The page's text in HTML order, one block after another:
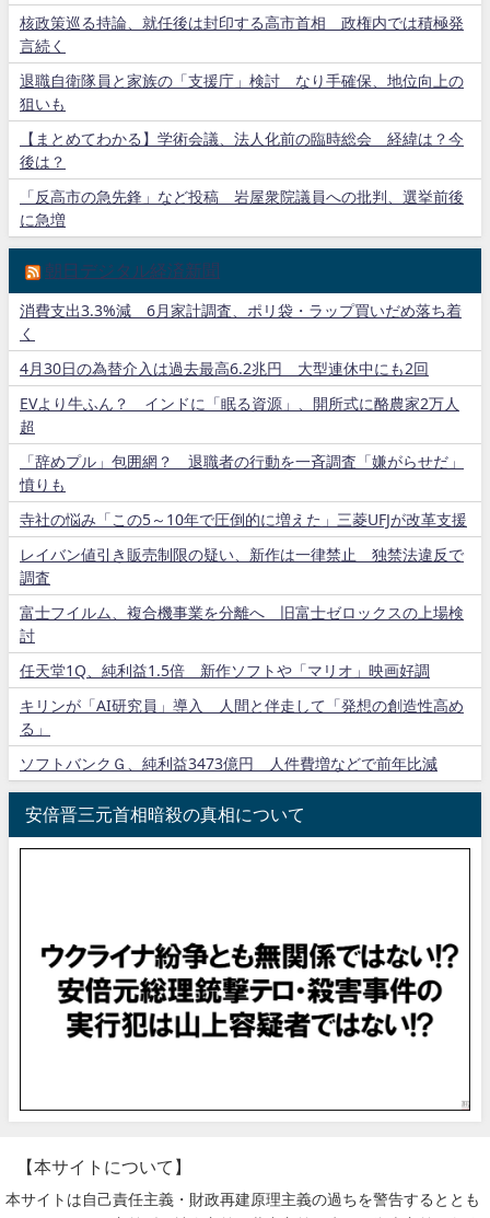
核政策巡る持論、就任後は封印する高市首相 政権内では積極発
言続く
退職自衛隊員と家族の「支援庁」検討 なり手確保、地位向上の
狙いも
【まとめてわかる】学術会議、法人化前の臨時総会 経緯は？今
後は？
「反高市の急先鋒」など投稿 岩屋衆院議員への批判、選挙前後
に急増
朝日デジタル経済新聞
消費支出3.3%減 6月家計調査、ポリ袋・ラップ買いだめ落ち着
く
4月30日の為替介入は過去最高6.2兆円 大型連休中にも2回
EVより牛ふん？ インドに「眠る資源」、開所式に酪農家2万人
超
「辞めプル」包囲網？ 退職者の行動を一斉調査「嫌がらせだ」
憤りも
寺社の悩み「この5～10年で圧倒的に増えた」三菱UFJが改革支援
レイバン値引き販売制限の疑い、新作は一律禁止 独禁法違反で
調査
富士フイルム、複合機事業を分離へ 旧富士ゼロックスの上場検
討
任天堂1Q、純利益1.5倍 新作ソフトや「マリオ」映画好調
キリンが「AI研究員」導入 人間と伴走して「発想の創造性高め
る」
ソフトバンクＧ、純利益3473億円 人件費増などで前年比減
安倍晋三元首相暗殺の真相について
【本サイトについて】
本サイトは自己責任主義・財政再建原理主義の過ちを警告するととも